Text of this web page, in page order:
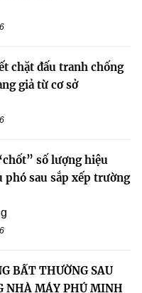
chặt đấu tranh chống
giả từ cơ sở
số lượng hiệu
phó sau sắp xếp trường
BẤT THƯỜNG SAU
NHÀ MÁY PHÚ MINH